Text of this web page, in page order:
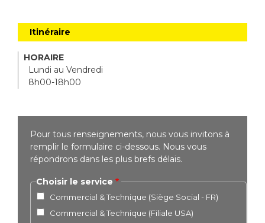
Itinéraire
HORAIRE
Lundi au Vendredi
8h00-18h00
Pour tous renseignements, nous vous invitons à
remplir le formulaire ci-dessous. Nous vous
répondrons dans les plus brefs délais.
Choisir le service
Commercial & Technique (Siège Social - FR)
Commercial & Technique (Filiale USA)